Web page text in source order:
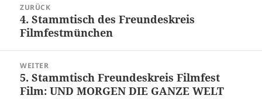
Navigation
ZURÜCK
Vorheriger
Beitrag:
4. Stammtisch des Freundeskreis
Filmfestmünchen
WEITER
Nächster
Beitrag:
5. Stammtisch Freundeskreis Filmfest
Film: UND MORGEN DIE GANZE WELT